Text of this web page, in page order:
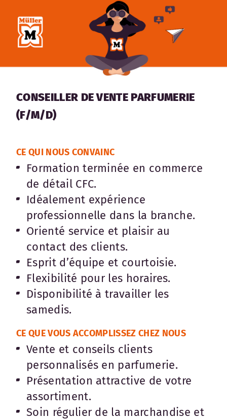
CONSEILLER DE VENTE PARFUMERIE
(F/M/D)
CE QUI NOUS CONVAINC
Formation terminée en commerce
de détail CFC.
Idéalement expérience
professionnelle dans la branche.
Orienté service et plaisir au
contact des clients.
Esprit d’équipe et courtoisie.
Flexibilité pour les horaires.
Disponibilité à travailler les
samedis.
CE QUE VOUS ACCOMPLISSEZ CHEZ NOUS
Vente et conseils clients
personnalisés en parfumerie.
Présentation attractive de votre
assortiment.
Soin régulier de la marchandise et